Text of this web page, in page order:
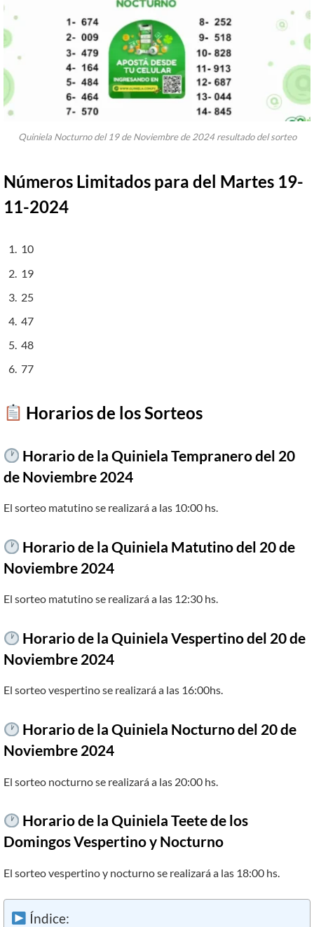
Quiniela Nocturno del 19 de Noviembre de 2024 resultado del sorteo
Números Limitados para del Martes 19-
11-2024
10
19
25
47
48
77
Horarios de los Sorteos
Horario de la Quiniela Tempranero del 20
de Noviembre 2024
El sorteo matutino se realizará a las 10:00 hs.
Horario de la Quiniela Matutino del 20 de
Noviembre 2024
El sorteo matutino se realizará a las 12:30 hs.
Horario de la Quiniela Vespertino del 20 de
Noviembre 2024
El sorteo vespertino se realizará a las 16:00hs.
Horario de la Quiniela Nocturno del 20 de
Noviembre 2024
El sorteo nocturno se realizará a las 20:00 hs.
Horario de la Quiniela Teete de los
Domingos Vespertino y Nocturno
El sorteo vespertino y nocturno se realizará a las 18:00 hs.
Índice: